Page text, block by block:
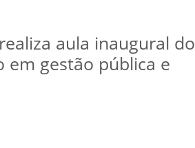
aula inaugural do
em gestão pública e